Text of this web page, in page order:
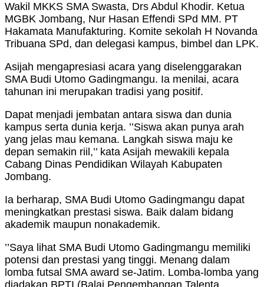
Wakil MKKS SMA Swasta, Drs Abdul Khodir. Ketua
MGBK Jombang, Nur Hasan Effendi SPd MM. PT
Hakamata Manufakturing. Komite sekolah H Novanda
Tribuana SPd, dan delegasi kampus, bimbel dan LPK.
Asijah mengapresiasi acara yang diselenggarakan
SMA Budi Utomo Gadingmangu. Ia menilai, acara
tahunan ini merupakan tradisi yang positif.
Dapat menjadi jembatan antara siswa dan dunia
kampus serta dunia kerja. ’’Siswa akan punya arah
yang jelas mau kemana. Langkah siswa maju ke
depan semakin riil,’’ kata Asijah mewakili kepala
Cabang Dinas Pendidikan Wilayah Kabupaten
Jombang.
Ia berharap, SMA Budi Utomo Gadingmangu dapat
meningkatkan prestasi siswa. Baik dalam bidang
akademik maupun nonakademik.
’’Saya lihat SMA Budi Utomo Gadingmangu memiliki
potensi dan prestasi yang tinggi. Menang dalam
lomba futsal SMA award se-Jatim. Lomba-lomba yang